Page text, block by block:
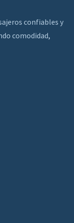
confiables y
comodidad,